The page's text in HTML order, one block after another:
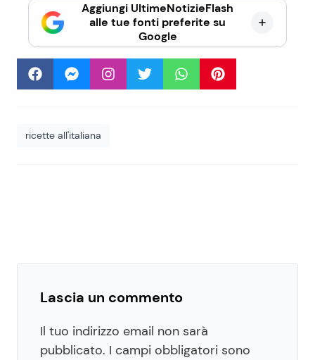
Aggiungi UltimeNotizieFlash
alle tue fonti preferite su
Google
ricette all'italiana
Lascia un commento
Il tuo indirizzo email non sarà
pubblicato. I campi obbligatori sono